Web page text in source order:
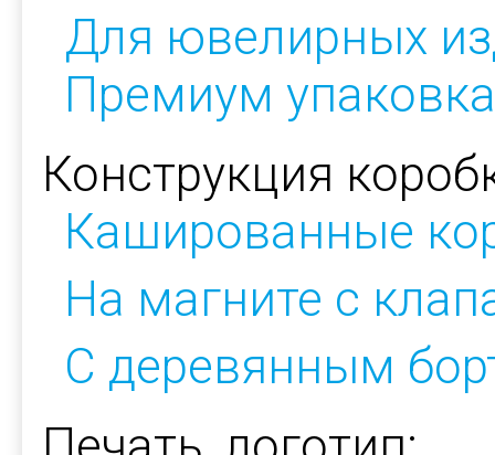
Для ювелирных
Премиум упаковка
Конструкция
Кашированные
На магните с
С деревянным